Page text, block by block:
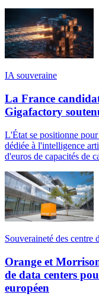
IA souveraine
La France
Gigafactory
L'État se positionne
dédiée à l'intelligence
d'euros de capacités de
Souveraineté des centre
Orange et
de data centers
européen